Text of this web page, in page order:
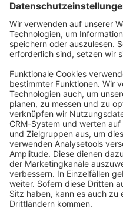
Angetrieben vonDiscourse,
Company
Press